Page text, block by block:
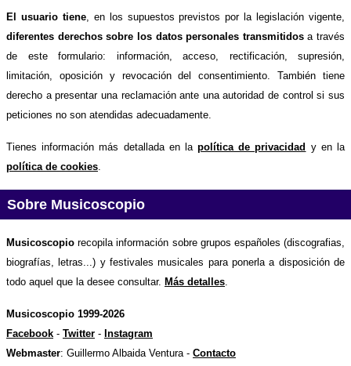
El usuario tiene, en los supuestos previstos por la legislación vigente,
diferentes derechos sobre los datos personales transmitidosa través
de este formulario: información, acceso, rectificación, supresión,
limitación, oposición y revocación del consentimiento. También tiene
derecho a presentar una reclamación ante una autoridad de control si sus
peticiones no son atendidas adecuadamente.
Tienes información más detallada en lapolítica de privacidad y en la
política de cookies
Sobre Musicoscopio
Musicoscopio recopila información sobre grupos españoles (discografias,
biografías, letras...) y festivales musicales para ponerla a disposición de
todo aquel que la desee consultar. Más detalles.
Musicoscopio 1999-2026
Facebook - Twitter - Instagram
Webmaster: Guillermo Albaida Ventura - Contacto